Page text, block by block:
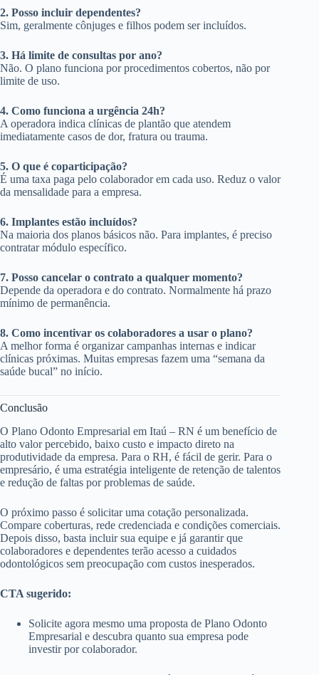
2. Posso incluir dependentes?
Sim, geralmente cônjuges e filhos podem ser incluídos.
3. Há limite de consultas por ano?
Não. O plano funciona por procedimentos cobertos, não por
limite de uso.
4. Como funciona a urgência 24h?
A operadora indica clínicas de plantão que atendem
imediatamente casos de dor, fratura ou trauma.
5. O que é coparticipação?
É uma taxa paga pelo colaborador em cada uso. Reduz o valor
da mensalidade para a empresa.
6. Implantes estão incluídos?
Na maioria dos planos básicos não. Para implantes, é preciso
contratar módulo específico.
7. Posso cancelar o contrato a qualquer momento?
Depende da operadora e do contrato. Normalmente há prazo
mínimo de permanência.
8. Como incentivar os colaboradores a usar o plano?
A melhor forma é organizar campanhas internas e indicar
clínicas próximas. Muitas empresas fazem uma “semana da
saúde bucal” no início.
Conclusão
O Plano Odonto Empresarial em Itaú – RN é um benefício de
alto valor percebido, baixo custo e impacto direto na
produtividade da empresa. Para o RH, é fácil de gerir. Para o
empresário, é uma estratégia inteligente de retenção de talentos
e redução de faltas por problemas de saúde.
O próximo passo é solicitar uma cotação personalizada.
Compare coberturas, rede credenciada e condições comerciais.
Depois disso, basta incluir sua equipe e já garantir que
colaboradores e dependentes terão acesso a cuidados
odontológicos sem preocupação com custos inesperados.
CTA sugerido:
Solicite agora mesmo uma proposta de Plano Odonto
Empresarial e descubra quanto sua empresa pode
investir por colaborador.